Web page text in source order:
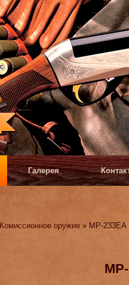
Галерея
Комиссионное оружие » МР-233ЕА